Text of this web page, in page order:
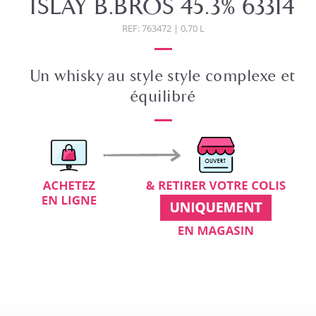
ISLAY B.BROS 45.3% 63314
REF: 763472 | 0,70 L
Un whisky au style style complexe et
équilibré